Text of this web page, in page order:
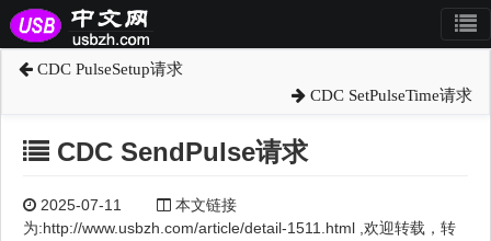
CDC PulseSetup请求
CDC SetPulseTime请求
CDC SendPulse请求
2025-07-11
本文链接
为:http://www.usbzh.com/article/detail-1511.html ,欢迎转载，转